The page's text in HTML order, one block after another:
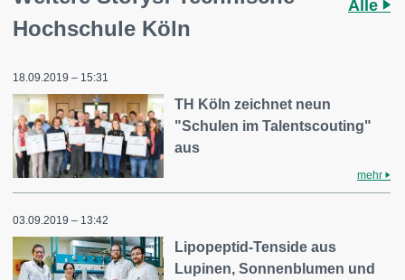
Hochschule Köln
Alle
18.09.2019 – 15:31
TH Köln zeichnet neun
"Schulen im Talentscouting"
aus
mehr
03.09.2019 – 13:42
Lipopeptid-Tenside aus
Lupinen, Sonnenblumen und